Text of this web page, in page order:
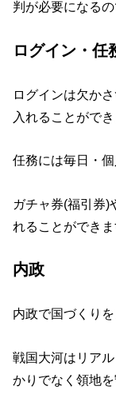
判が必要になる
ログイン・任
ログインは欠か
入れることができ
任務には毎日・
ガチャ券(福引券)
れることができま
内政
内政で国づくりを
戦国大河はリア
かりでなく領地